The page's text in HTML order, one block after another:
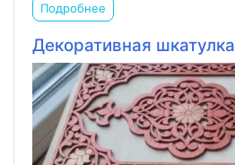
Подробнее
Декоративная шкатулка